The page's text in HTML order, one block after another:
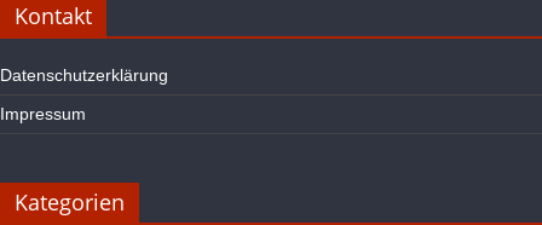
Kontakt
Datenschutzerklärung
Impressum
Kategorien